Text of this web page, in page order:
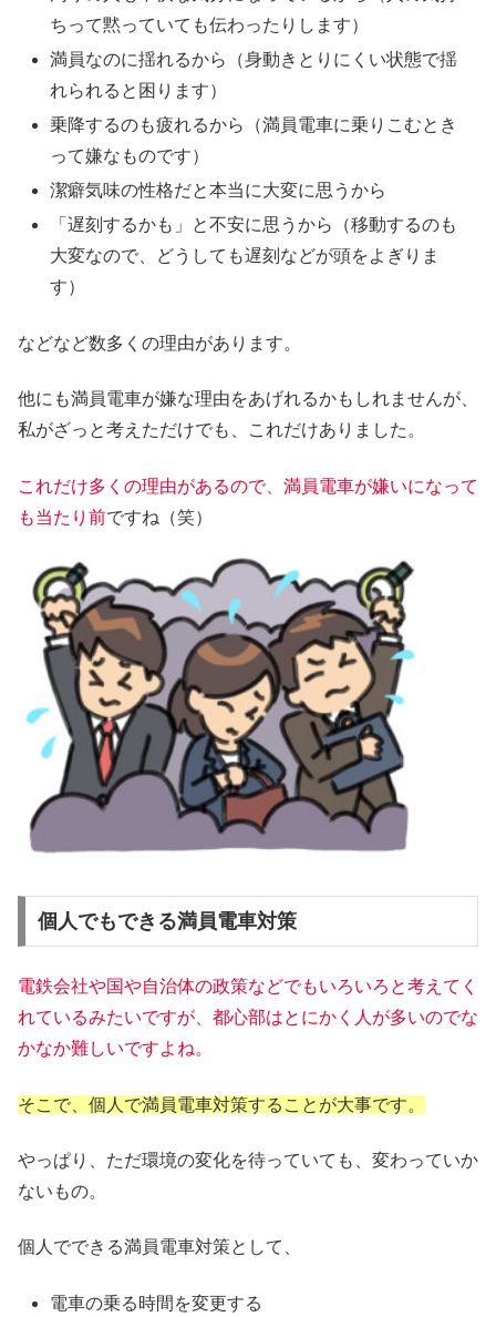
ちって黙っていても伝わったりします）
満員なのに揺れるから（身動きとりにくい状態で揺
れられると困ります）
乗降するのも疲れるから（満員電車に乗りこむとき
って嫌なものです）
潔癖気味の性格だと本当に大変に思うから
「遅刻するかも」と不安に思うから（移動するのも
大変なので、どうしても遅刻などが頭をよぎりま
す）
などなど数多くの理由があります。
他にも満員電車が嫌な理由をあげれるかもしれませんが、
私がざっと考えただけでも、これだけありました。
これだけ多くの理由があるので、満員電車が嫌いになって
も当たり前ですね（笑）
個人でもできる満員電車対策
電鉄会社や国や自治体の政策などでもいろいろと考えてく
れているみたいですが、都心部はとにかく人が多いのでな
かなか難しいですよね。
そこで、個人で満員電車対策することが大事です。
やっぱり、ただ環境の変化を待っていても、変わっていか
ないもの。
個人でできる満員電車対策として、
電車の乗る時間を変更する